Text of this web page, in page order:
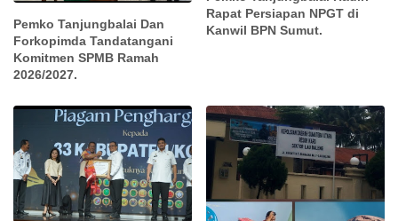
Pemko Tanjungbalai Dan
Forkopimda Tandatangani
Komitmen SPMB Ramah
2026/2027.
Rapat Persiapan NPGT di
Kanwil BPN Sumut.